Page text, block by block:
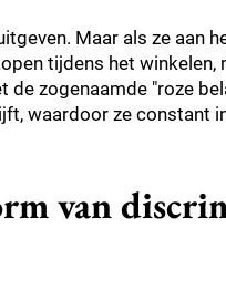
Maar als ze aan
tijdens het winkelen,
zogenaamde "roze
waardoor ze constant
van